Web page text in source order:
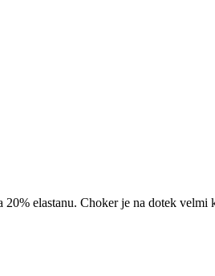
elastanu. Choker je na dotek